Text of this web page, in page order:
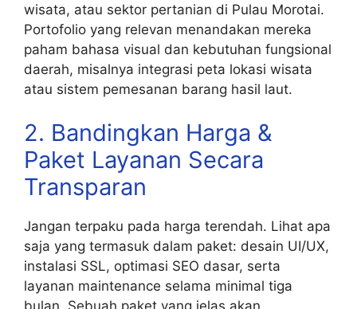
wisata, atau sektor pertanian di Pulau Morotai.
Portofolio yang relevan menandakan mereka
paham bahasa visual dan kebutuhan fungsional
daerah, misalnya integrasi peta lokasi wisata
atau sistem pemesanan barang hasil laut.
2. Bandingkan Harga &
Paket Layanan Secara
Transparan
Jangan terpaku pada harga terendah. Lihat apa
saja yang termasuk dalam paket: desain UI/UX,
instalasi SSL, optimasi SEO dasar, serta
layanan maintenance selama minimal tiga